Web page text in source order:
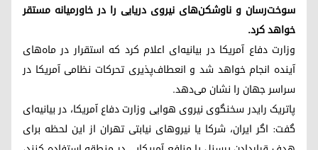
سوخت‌رسان و ناوشکن‌های نیروی دریایی را در خاورمیانه مستقر
خواهد کرد.
وزارت دفاع آمریکا در بیانیه‌ای اعلام کرد که استقرار در ماه‌های
آینده انجام خواهد شد و انعطاف‌پذیری تحرکات نظامی آمریکا در
سراسر جهان را نشان می‌دهد.
پاتریک رایدر سخنگوی نیروی هوایی وزارت دفاع آمریکا، در بیانیه‌ای
گفت: اگر ایران، شرکا یا نیروهای نیابتی تهران از این لحظه برای